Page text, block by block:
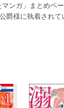
ンガ」まとめペ
爵様に執着され